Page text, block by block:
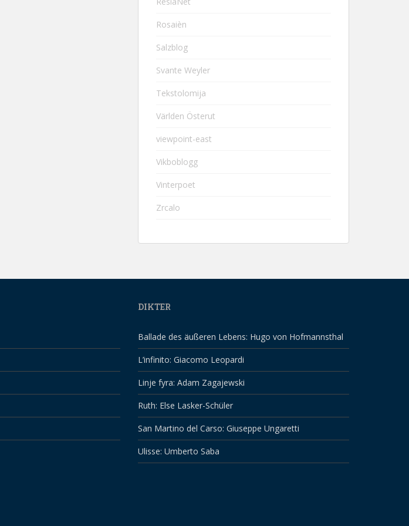
Rosaièn
Salzblog
Svante Weyler
Tekstolomija
Världen Österut
viewpoint-east
Vikboblogg
Vinterpoet
Zrcalo
DIKTER
Ballade des äußeren Lebens: Hugo von Hofmannsthal
L’infinito: Giacomo Leopardi
Linje fyra: Adam Zagajewski
Ruth: Else Lasker-Schüler
San Martino del Carso: Giuseppe Ungaretti
Ulisse: Umberto Saba